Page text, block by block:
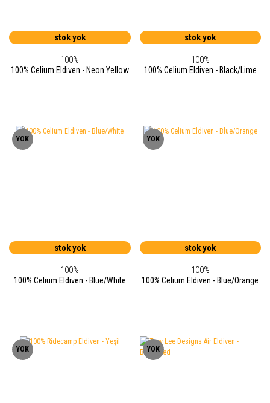
stok yok
100%
100% Celium Eldiven - Neon Yellow
stok yok
100%
100% Celium Eldiven - Black/Lime
YOK
stok yok
100%
100% Celium Eldiven - Blue/White
YOK
stok yok
100%
100% Celium Eldiven - Blue/Orange
YOK YOK